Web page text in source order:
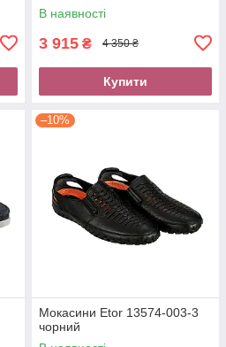
В наявності
3 915 ₴ 4 350 ₴
Купити
–10%
Мокасини Etor 13574-003-3
чорний